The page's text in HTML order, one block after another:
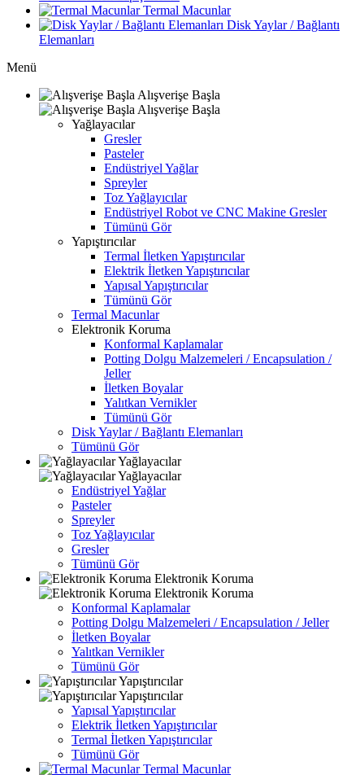
Termal Macunlar
Disk Yaylar / Bağlantı
Elemanları
Menü
Alışverişe Başla
Alışverişe Başla
Yağlayacılar
Gresler
Pasteler
Endüstriyel Yağlar
Spreyler
Toz Yağlayıcılar
Endüstriyel Robot ve CNC Makine Gresler
Tümünü Gör
Yapıştırıcılar
Termal İletken Yapıştırıcılar
Elektrik İletken Yapıştırıcılar
Yapısal Yapıştırıcılar
Tümünü Gör
Termal Macunlar
Elektronik Koruma
Konformal Kaplamalar
Potting Dolgu Malzemeleri / Encapsulation /
Jeller
İletken Boyalar
Yalıtkan Vernikler
Tümünü Gör
Disk Yaylar / Bağlantı Elemanları
Tümünü Gör
Yağlayacılar
Yağlayacılar
Endüstriyel Yağlar
Pasteler
Spreyler
Toz Yağlayıcılar
Gresler
Tümünü Gör
Elektronik Koruma
Elektronik Koruma
Konformal Kaplamalar
Potting Dolgu Malzemeleri / Encapsulation / Jeller
İletken Boyalar
Yalıtkan Vernikler
Tümünü Gör
Yapıştırıcılar
Yapıştırıcılar
Yapısal Yapıştırıcılar
Elektrik İletken Yapıştırıcılar
Termal İletken Yapıştırıcılar
Tümünü Gör
Termal Macunlar